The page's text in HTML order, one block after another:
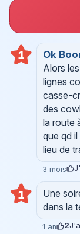
1 Ok
Alors
lignes
casse-
des
la route
que qd
lieu de
3 mois
1
Une
dans la
1 an 2